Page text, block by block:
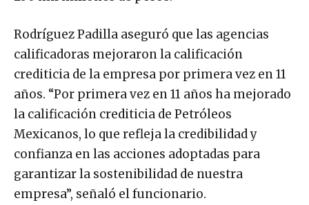
Rodríguez Padilla aseguró que las agencias
calificadoras mejoraron la calificación
crediticia de la empresa por primera vez en 11
años. “Por primera vez en 11 años ha mejorado
la calificación crediticia de Petróleos
Mexicanos, lo que refleja la credibilidad y
confianza en las acciones adoptadas para
garantizar la sostenibilidad de nuestra
empresa”, señaló el funcionario.